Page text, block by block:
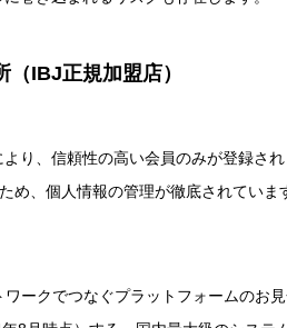
IBJ正規加盟店）
り、信頼性の高い会員のみが登録され
め、個人情報の管理が徹底されていま
ークでつなぐプラットフォームのお